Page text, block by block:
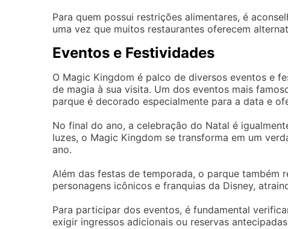
Para quem possui restrições alimentares, é
uma vez que muitos restaurantes oferecem
Eventos e Festividades
O Magic Kingdom é palco de diversos eventos e
de magia à sua visita. Um dos eventos mais
parque é decorado especialmente para a data e
No final do ano, a celebração do Natal é
luzes, o Magic Kingdom se transforma em um
ano.
Além das festas de temporada, o parque também
personagens icônicos e franquias da Disney,
Para participar dos eventos, é fundamental
exigir ingressos adicionais ou reservas